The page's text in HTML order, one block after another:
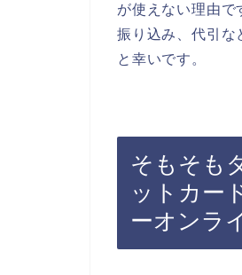
が使えない理由で
振り込み、代引な
と幸いです。
そもそも
ットカー
ーオンラ